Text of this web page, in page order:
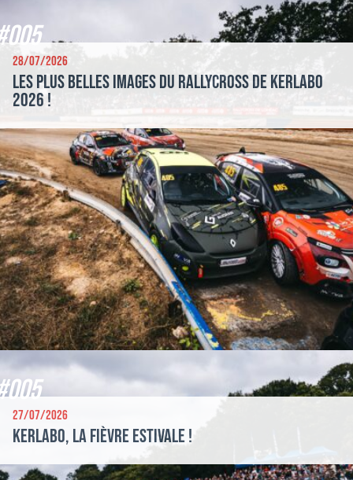
28/07/2026
Les plus belles images du Rallycross de Kerlabo
2026 !
27/07/2026
Kerlabo, la fièvre estivale !